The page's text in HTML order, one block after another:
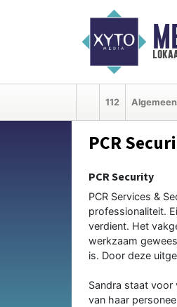
112 Algemeen
PCR
PCR Security
PCR Services &
professionaliteit.
verdient. Het
werkzaam
is. Door deze
Sandra staat
van haar